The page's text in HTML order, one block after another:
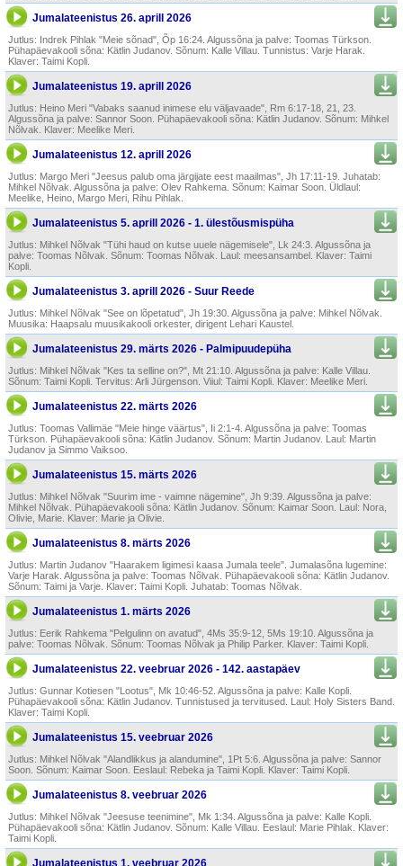
Jumalateenistus 26. aprill 2026
Jutlus: Indrek Pihlak "Meie sõnad", Õp 16:24. Algussõna ja palve: Toomas Türkson.
Pühapäevakooli sõna: Kätlin Judanov. Sõnum: Kalle Villau. Tunnistus: Varje Harak.
Klaver: Taimi Kopli.
Jumalateenistus 19. aprill 2026
Jutlus: Heino Meri "Vabaks saanud inimese elu väljavaade", Rm 6:17-18, 21, 23.
Algussõna ja palve: Sannor Soon. Pühapäevakooli sõna: Kätlin Judanov. Sõnum: Mihkel
Nõlvak. Klaver: Meelike Meri.
Jumalateenistus 12. aprill 2026
Jutlus: Margo Meri "Jee­sus palub oma järgijate eest maailmas", Jh 17:11-19. Juhatab:
Mihkel Nõlvak. Algussõna ja palve: Olev Rahkema. Sõnum: Kaimar Soon. Üldlaul:
Meelike, Heino, Margo Meri, Rihu Pihlak.
Jumalateenistus 5. aprill 2026 - 1. ülestõusmispüha
Jutlus: Mihkel Nõlvak "Tühi haud on kutse uuele nägemisele", Lk 24:3. Algussõna ja
palve: Toomas Nõlvak. Sõnum: Toomas Nõlvak. Laul: meesansambel. Klaver: Taimi
Kopli.
Jumalateenistus 3. aprill 2026 - Suur Reede
Jutlus: Mihkel Nõlvak "See on lõpetatud", Jh 19:30. Algussõna ja palve: Mihkel Nõlvak.
Muusika: Haapsalu muusikakooli orkester, dirigent Lehari Kaustel.
Jumalateenistus 29. märts 2026 - Palmipuudepüha
Jutlus: Mihkel Nõlvak "Kes ta selline on?", Mt 21:10. Algussõna ja palve: Kalle Villau.
Sõnum: Taimi Kopli. Tervitus: Arli Jürgenson. Viiul: Taimi Kopli. Klaver: Meelike Meri.
Jumalateenistus 22. märts 2026
Jutlus: Toomas Vallimäe "Meie hinge väärtus", Ii 2:1-4. Algussõna ja palve: Toomas
Türkson. Pühapäevakooli sõna: Kätlin Judanov. Sõnum: Martin Judanov. Laul: Martin
Judanov ja Simmo Vaiksoo.
Jumalateenistus 15. märts 2026
Jutlus: Mihkel Nõlvak "Suurim ime - vaimne nägemine", Jh 9:39. Algussõna ja palve:
Mihkel Nõlvak. Pühapäevakooli sõna: Kätlin Judanov. Sõnum: Kaimar Soon. Laul: Nora,
Olivie, Marie. Klaver: Marie ja Olivie.
Jumalateenistus 8. märts 2026
Jutlus: Martin Judanov "Haara­kem ligimesi kaasa Jumala teele". Jumalasõna lugemine:
Varje Harak. Algussõna ja palve: Toomas Nõlvak. Pühapäevakooli sõna: Kätlin Judanov.
Sõnum: Taimi ja Varje. Klaver: Taimi Kopli. Juhatab: Toomas Nõlvak.
Jumalateenistus 1. märts 2026
Jutlus: Eerik Rahkema "Pelgu­linn on avatud", 4Ms 35:9-12, 5Ms 19:10. Algussõna ja
palve: Toomas Nõlvak. Sõnum: Toomas Nõlvak ja Philip Parker. Klaver: Taimi Kopli.
Jumalateenistus 22. veebruar 2026 - 142. aastapäev
Jutlus: Gunnar Kotiesen "Lootus", Mk 10:46-52. Algussõna ja palve: Kalle Kopli.
Pühapäevakooli sõna: Kätlin Judanov. Tunnistused ja tervitused. Laul: Holy Sisters Band.
Klaver: Taimi Kopli.
Jumalateenistus 15. veebruar 2026
Jutlus: Mihkel Nõlvak "Aland­likkus ja alandumine", 1Pt 5:6. Algussõna ja palve: Sannor
Soon. Sõnum: Kaimar Soon. Eeslaul: Rebeka ja Taimi Kopli. Klaver: Taimi Kopli.
Jumalateenistus 8. veebruar 2026
Jutlus: Mihkel Nõlvak "Jeesuse teenimine", Mk 1:34. Algussõna ja palve: Kalle Kopli.
Pühapäevakooli sõna: Kätlin Judanov. Sõnum: Kalle Villau. Eeslaul: Marie Pihlak. Klaver:
Taimi Kopli.